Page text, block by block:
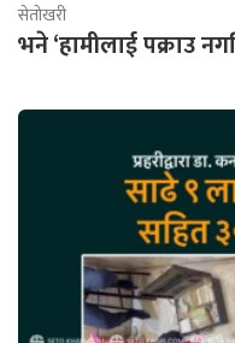
सेतोखरी
भने ‘हामीलाई पक्राउ